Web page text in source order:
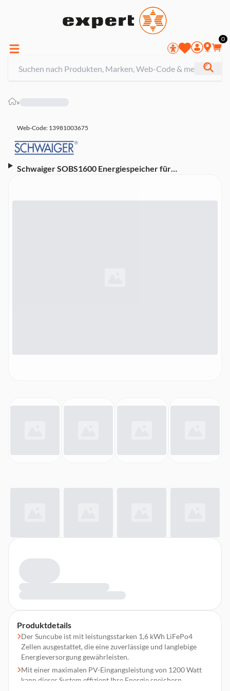
0
»
Web-Code: 13981003675
Schwaiger SOBS1600 Energiespeicher für
Produktdetails
Der Suncube ist mit leistungsstarken 1,6 kWh LiFePo4
Zellen ausgestattet, die eine zuverlässige und langlebige
Energieversorgung gewährleisten.
Mit einer maximalen PV-Eingangsleistung von 1200 Watt
kann dieses System effizient Ihre Energie speichern.